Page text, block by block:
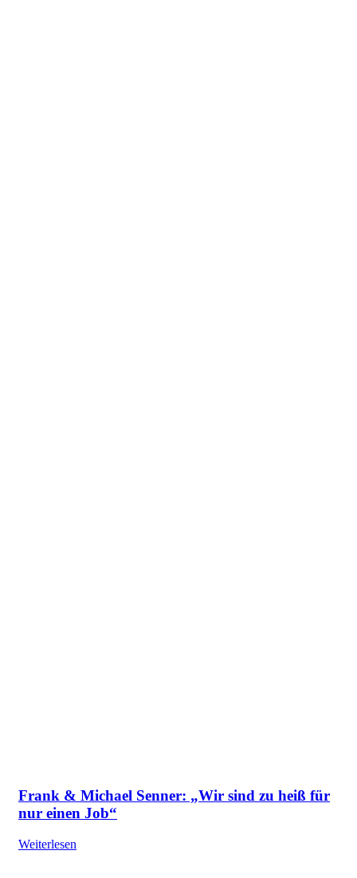
Frank & Michael Senner: „Wir sind zu heiß für
nur einen Job“
Weiterlesen